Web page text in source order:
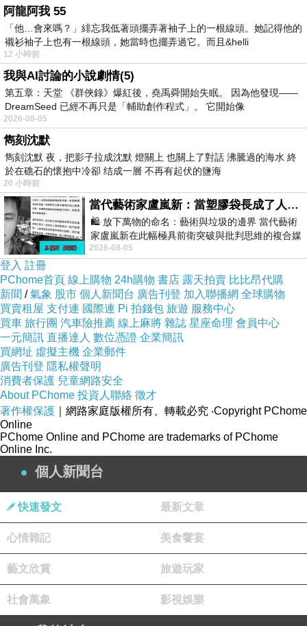
阿龍阿我 55
「他…會來嗎？」緋忘我低著頭擺弄著袖子上的一根線頭。她記得他的
襯衫袖子上也有一根線頭，她當時也擺弄過它。而且&helli
12 小時前
我與AI討論的小說劇情(5)
第五章：天堂 《群俠錄》爆紅後，堯禹舜開始失眠。 因為他發現——
DreamSeed 已經不再只是「輔助創作程式」。 它開始像
2026-08-05
雋刻沈默
雋刻沈默 夜，把影子拉成沈默 燈關上 也關上了對話 沸騰過的海水 終
於在礁石的懷抱中冷卻 结成一層 不再有起伏的鹽海
20 小時前
當代藝術家盧嵐新：當塑膠袋長成了人的模樣，我們的目光是否學會了放下偏見？
🛍️ 放下萬物的命名：藝術與垃圾的邊界 當代藝術
家盧嵐新在此幅極具前衛突破與批判思維的複合媒
材新作中，直接將被大眾定義為廢棄物
2026-08-05
登入 註冊
PChome首頁 線上購物 24h購物 書店 露天拍賣 比比昂代購
新聞 /氣象 股市 個人新聞台 廣告刊登 加入聯播網 全球購物
買賣租屋 支付連 國際連 Pi 拍錢包 旅遊 服務中心
買車 旅行團 汽車險推薦 線上麻將 雜誌 星座命理 會員中心
一元簡訊 直播達人 數位憑證 企業簡訊
買網址 虛擬主機 企業郵件
廣告刊登 隱私權聲明
消費者保護 兒童網路安全
About PChome 投資人聯絡 徵才
著作權保護 ｜網路家庭版權所有、轉載必究 ‧Copyright PChome
Online
PChome Online and PChome are trademarks of PChome
Online Inc.
個人新聞台
快速發文 最新文章
心情雜記 美食饗宴
藝文欣賞 旅遊玩家
社會萬象 影視娛樂